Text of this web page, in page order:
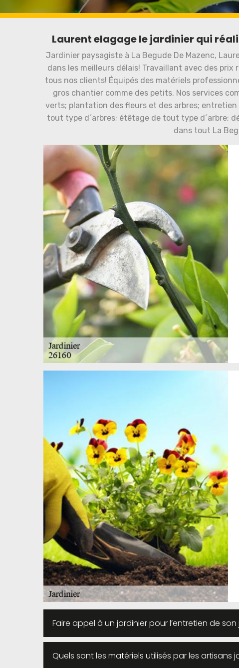
Laurent elagage le jardinier qui
Jardinier paysagiste à La Begude De Mazenc,
dans les meilleurs délais! Travaillant avec des
tous nos clients! Équipés des matériels
gros chantier comme des petits. Nos services
verts; plantation des fleurs et des arbres;
tout type d´arbres; étêtage de tout type d´arbre;
dans tout La
Faire appel à un jardinier pour l’entretien de
Quels sont les matériels utilisés par les artisans